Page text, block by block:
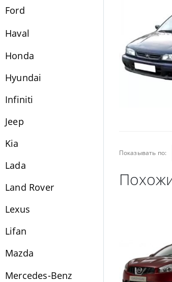
Показывать по:
Ford
Haval
Honda
Hyundai
Infiniti
Jeep
Kia
Lada
Land Rover
Lexus
Lifan
Mazda
Mercedes-Benz